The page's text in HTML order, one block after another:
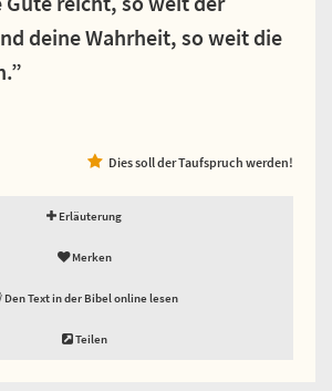
deine Wahrheit, so weit die
Dies soll der Taufspruch werden!
Erläuterung
Merken
Den Text in der Bibel online lesen
Teilen